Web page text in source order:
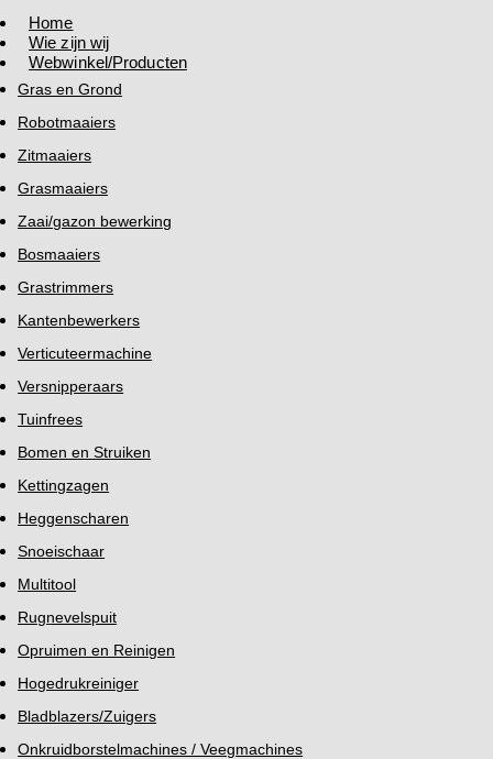
Home
Wie zijn wij
Webwinkel/Producten
Gras en Grond
Robotmaaiers
Zitmaaiers
Grasmaaiers
Zaai/gazon bewerking
Bosmaaiers
Grastrimmers
Kantenbewerkers
Verticuteermachine
Versnipperaars
Tuinfrees
Bomen en Struiken
Kettingzagen
Heggenscharen
Snoeischaar
Multitool
Rugnevelspuit
Opruimen en Reinigen
Hogedrukreiniger
Bladblazers/Zuigers
Onkruidborstelmachines / Veegmachines